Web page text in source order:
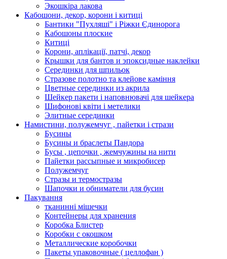
Экошкiра лакова
Кабошони, декор, корони і китиці
Бантики "Пухляші" і Ріжки Єдинорога
Кабошоны плоские
Китиці
Корони, аплікації, патчі, декор
Крышки для бантов и эпоксидные наклейки
Серединки для шпильок
Стразове полотно та клейове каміння
Цветные серединки из акрила
Шейкер пакети і наповнювачі для шейкера
Шифонові квіти і метелики
Элитные серединки
Намистини, полужемчуг , пайетки і стрази
Бусины
Бусины и браслеты Пандора
Бусы , цепочки , жемчужины на нити
Пайетки рассыпные и микробисер
Полужемчуг
Стразы и термостразы
Шапочки и обниматели для бусин
Пакування
тканинні мішечки
Контейнеры для хранения
Коробка Блистер
Коробки с окошком
Металлические коробочки
Пакеты упаковочные ( целлофан )